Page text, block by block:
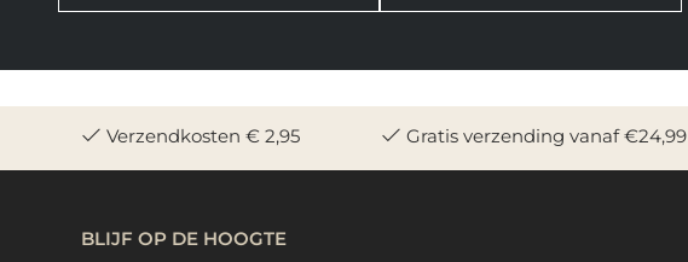
Verzendkosten € 2,95 Gratis verzending vanaf €24,99
BLIJF OP DE HOOGTE